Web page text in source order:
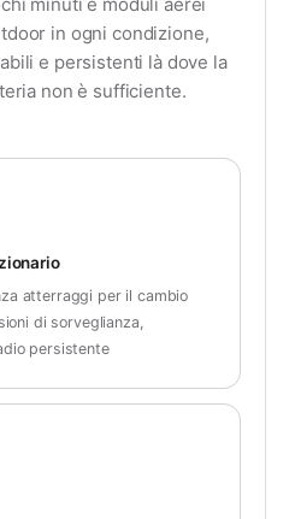
in ogni condizione,
e persistenti là dove la
non è sufficiente.
atterraggi per il cambio
di sorveglianza,
persistente